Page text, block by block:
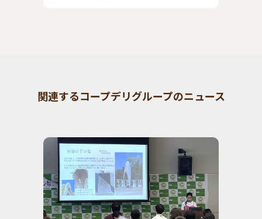
関連するコープデリグループのニュース